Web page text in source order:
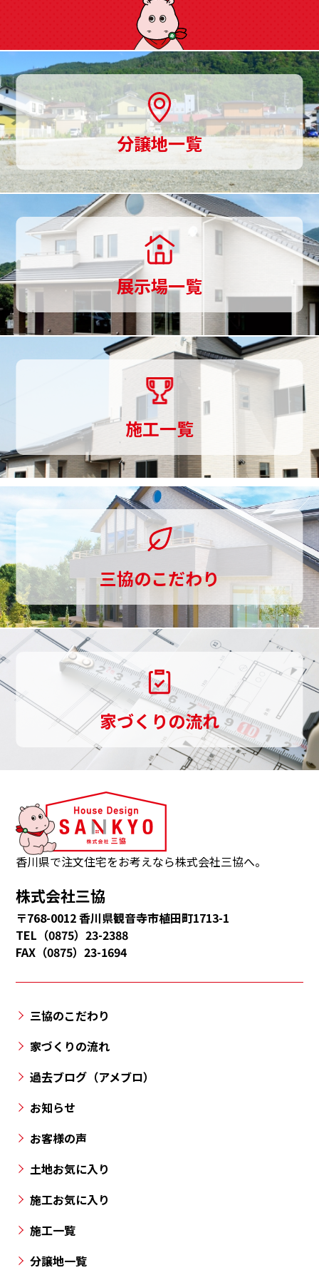
ご
用
意、
土
地
探
し
ら
家
づ
く
で
一
貫
し
て
お
手
し
協
は、
観
音
市・
多
度
津
町・
豊
市・
亀
市・
松
市
香
の
分譲地一覧
展示場一覧
施工一覧
三協のこだわり
家づくりの流れ
香川県で注文住宅をお考えなら株式会社三協へ。
株式会社三協
〒768-0012 香川県観音寺市植田町1713-1
TEL（0875）23-2388
FAX（0875）23-1694
三協のこだわり
家づくりの流れ
過去ブログ（アメブロ）
お知らせ
お客様の声
土地お気に入り
施工お気に入り
施工一覧
分譲地一覧